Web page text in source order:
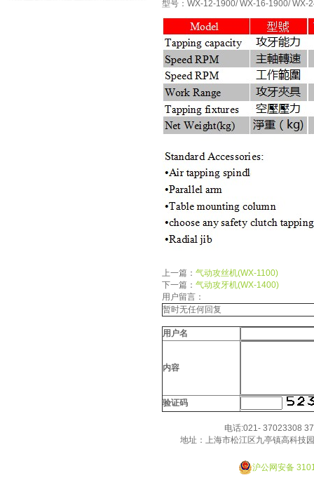
型号： WX-12-1900/WX-16-1900/WX-
上一篇： 气动攻丝机(WX-1100)
下一篇： 气动攻牙机(WX-1400)
用户留言：
暂时无任何回复
用户名
内容
验证码
电话:021- 37023308
地址：上海市松江区九亭镇高科技
沪公网安备